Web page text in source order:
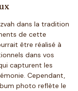
dans la tradition
de cette
être réalisé à
dans vos
capturent les
Cependant,
photo reflète le